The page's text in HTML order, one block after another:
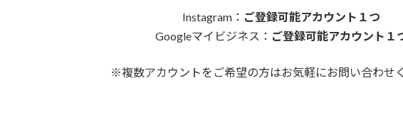
Instagram： ご登録可能アカウント１つ
Googleマイビジネス： ご登録可能アカウント１
※複数アカウントをご希望の方はお気軽にお問い合わせ